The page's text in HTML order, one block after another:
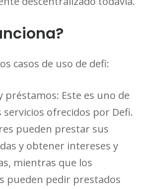
casos de uso de defi:
préstamos: Este es uno de
servicios ofrecidos por Defi.
pueden prestar sus
y obtener intereses y
mientras que los
pueden pedir prestados